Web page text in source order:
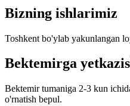
Bizning ishlarimiz
Toshkent bo'ylab yakunlangan
Bektemirga
Bektemir tumaniga 2-3 kun
o'rnatish bepul.